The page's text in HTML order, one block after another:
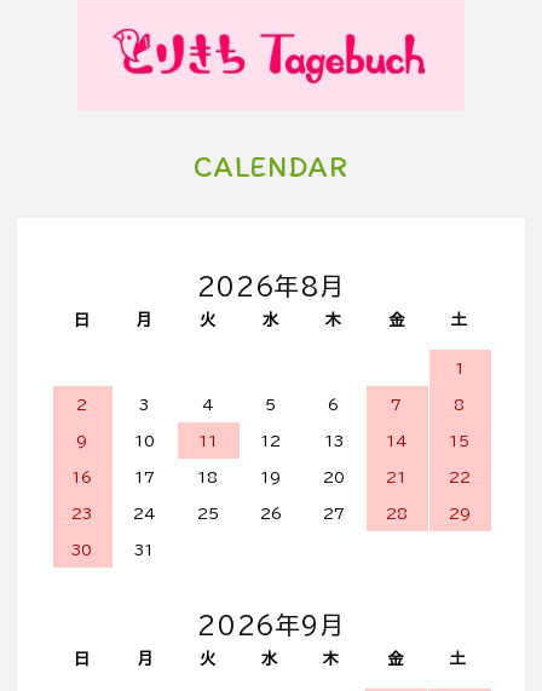
CALENDAR
2026年8月
日 月 火 水 木 金 土
1
2 3 4 5 6 7 8
9 10 11 12 13 14 15
16 17 18 19 20 21 22
23 24 25 26 27 28 29
30 31
2026年9月
日 月 火 水 木 金 土